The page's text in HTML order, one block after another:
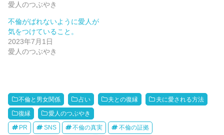
愛人のつぶやき
不倫がばれないように愛人が
気をつけていること。
2023年7月1日
愛人のつぶやき
不倫と男女関係 占い 夫との復縁 夫に愛される方法
復縁 愛人のつぶやき
PR SNS 不倫の真実 不倫の証拠